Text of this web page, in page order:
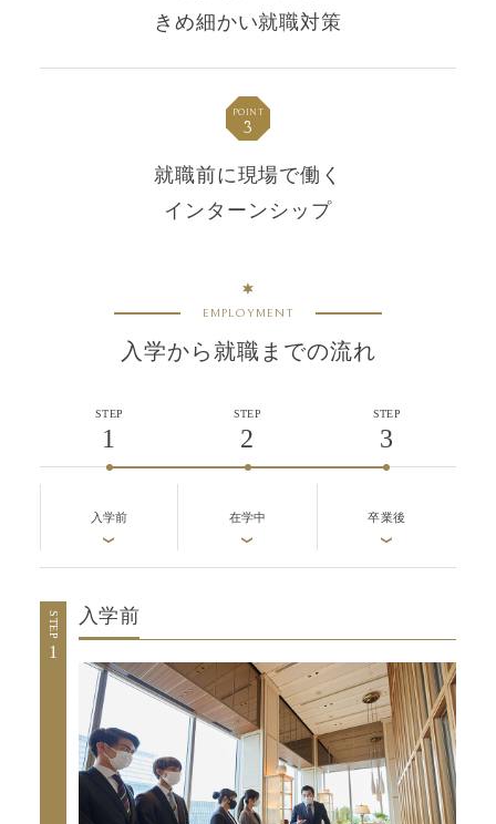
きめ細かい就職対策
POINT
3
就職前に現場で働く
インターンシップ
EMPLOYMENT
入学から就職までの流れ
STEP
1
入学前
STEP
2
在学中
STEP
3
卒業後
STEP
1
入学前